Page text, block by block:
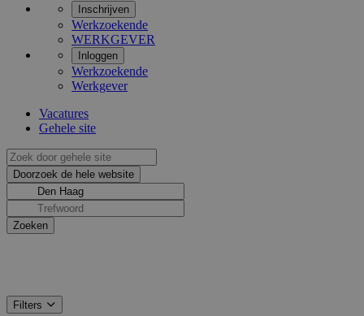
Inschrijven
Werkzoekende
WERKGEVER
Inloggen
Werkzoekende
Werkgever
Vacatures
Gehele site
Filters